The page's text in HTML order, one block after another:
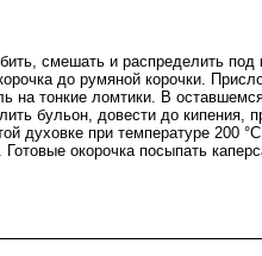
смешать и распределить под
до румяной корочки.
на тонкие ломтики. В
бульон, довести до кипения,
духовке при температуре 200
окорочка посыпать